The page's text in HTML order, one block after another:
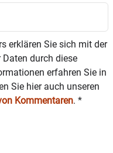
erklären Sie sich mit der
durch diese
erfahren Sie in
Sie hier auch unseren
Kommentaren. *